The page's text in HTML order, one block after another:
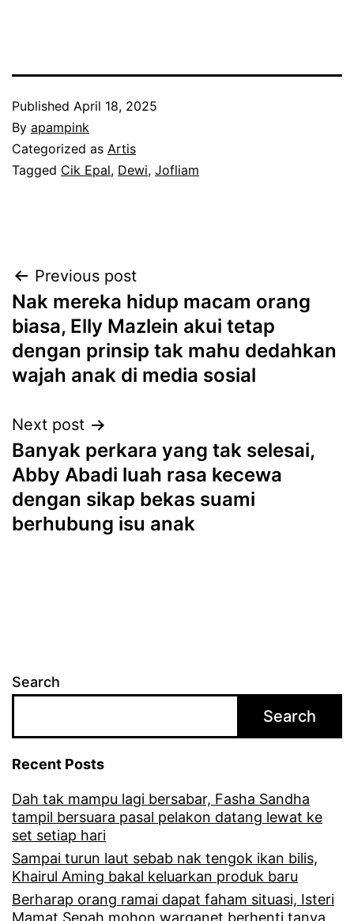
Published April 18, 2025
By apampink
Categorized as Artis
Tagged Cik Epal, Dewi, Jofliam
Post
navigation
Previous post
Nak mereka hidup macam orang
biasa, Elly Mazlein akui tetap
dengan prinsip tak mahu dedahkan
wajah anak di media sosial
Next post
Banyak perkara yang tak selesai,
Abby Abadi luah rasa kecewa
dengan sikap bekas suami
berhubung isu anak
Search
Search
Recent Posts
Dah tak mampu lagi bersabar, Fasha Sandha
tampil bersuara pasal pelakon datang lewat ke
set setiap hari
Sampai turun laut sebab nak tengok ikan bilis,
Khairul Aming bakal keluarkan produk baru
Berharap orang ramai dapat faham situasi, Isteri
Mamat Sepah mohon warganet berhenti tanya